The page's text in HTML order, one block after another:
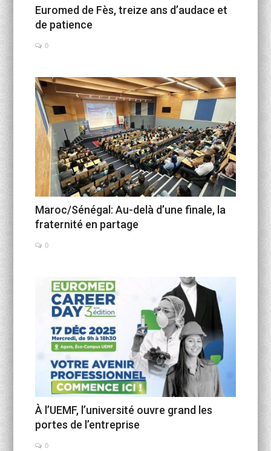
Euromed de Fès, treize ans d’audace et
de patience
0
Maroc/Sénégal: Au-delà d’une finale, la
fraternité en partage
0
À l’UEMF, l’université ouvre grand les
portes de l’entreprise
0